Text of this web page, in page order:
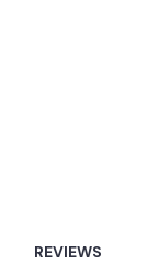
REVIEWS